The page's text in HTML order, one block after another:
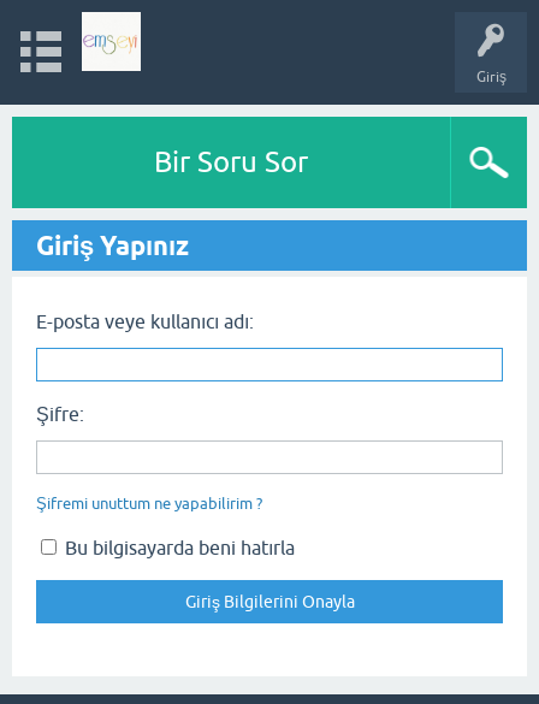
Giriş
Bir Soru Sor
Giriş Yapınız
E-posta veye kullanıcı adı:
Şifre:
Şifremi unuttum ne yapabilirim ?
Bu bilgisayarda beni hatırla